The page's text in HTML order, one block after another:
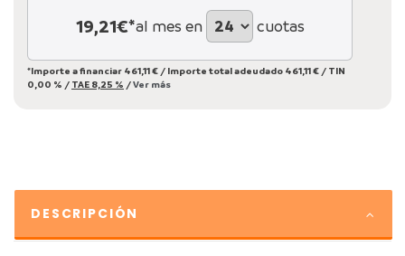
19,21€*al mes en cuotas
*Importe a financiar 461,11 € / Importe total adeudado 461,11 € / TIN
0,00 % / TAE 8,25 % /Ver más
DESCRIPCIÓN